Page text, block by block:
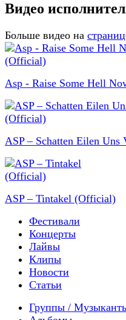
Видео
Больше видео на
Asp - Raise Some Hell
ASP – Schatten Eilen Uns
ASP – Tintakel (Official)
Фестивали
Концерты
Лайвы
Клипы
Новости
Статьи
Группы /